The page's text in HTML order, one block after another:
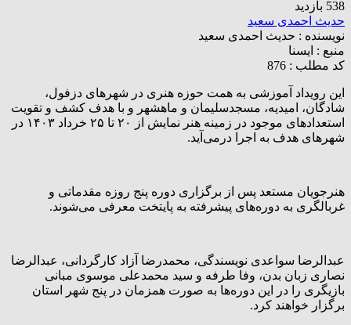
538 بازدید
حدیث احمدی سعید
نویسنده : حدیث احمدی سعید
منبع : ایسنا
کد مطلب : 876
این رویداد آموزشی به همت حوزه هنری در شهرهای دزفول،
شادگان، امیدیه، مسجدسلیمان و ماهشهر و با هدف کشف و تقویت
استعدادهای موجود در زمینه هنر نمایش از ۲۰ تا ۲۵ خرداد ۱۴۰۳ در
شهرهای هدف به اجرا درمی‌آید.
هنرجویان مستعد پس از برگزاری دوره پنج روزه مقدماتی و
غربالگری به دوره‌های پیشرفته به پایتخت معرفی می‌شوند.
عبدالرضا سواعدی نویسندگی، محمدرضا آزاد کارگردانی، عبدالرضا
نصاری زبان بدن، وفا طرفه و سید محمدعلی موسوی مبانی
بازیگری را در این دوره‌ها به صورت همزمان در پنج شهر استان
برگزار خواهند کرد.